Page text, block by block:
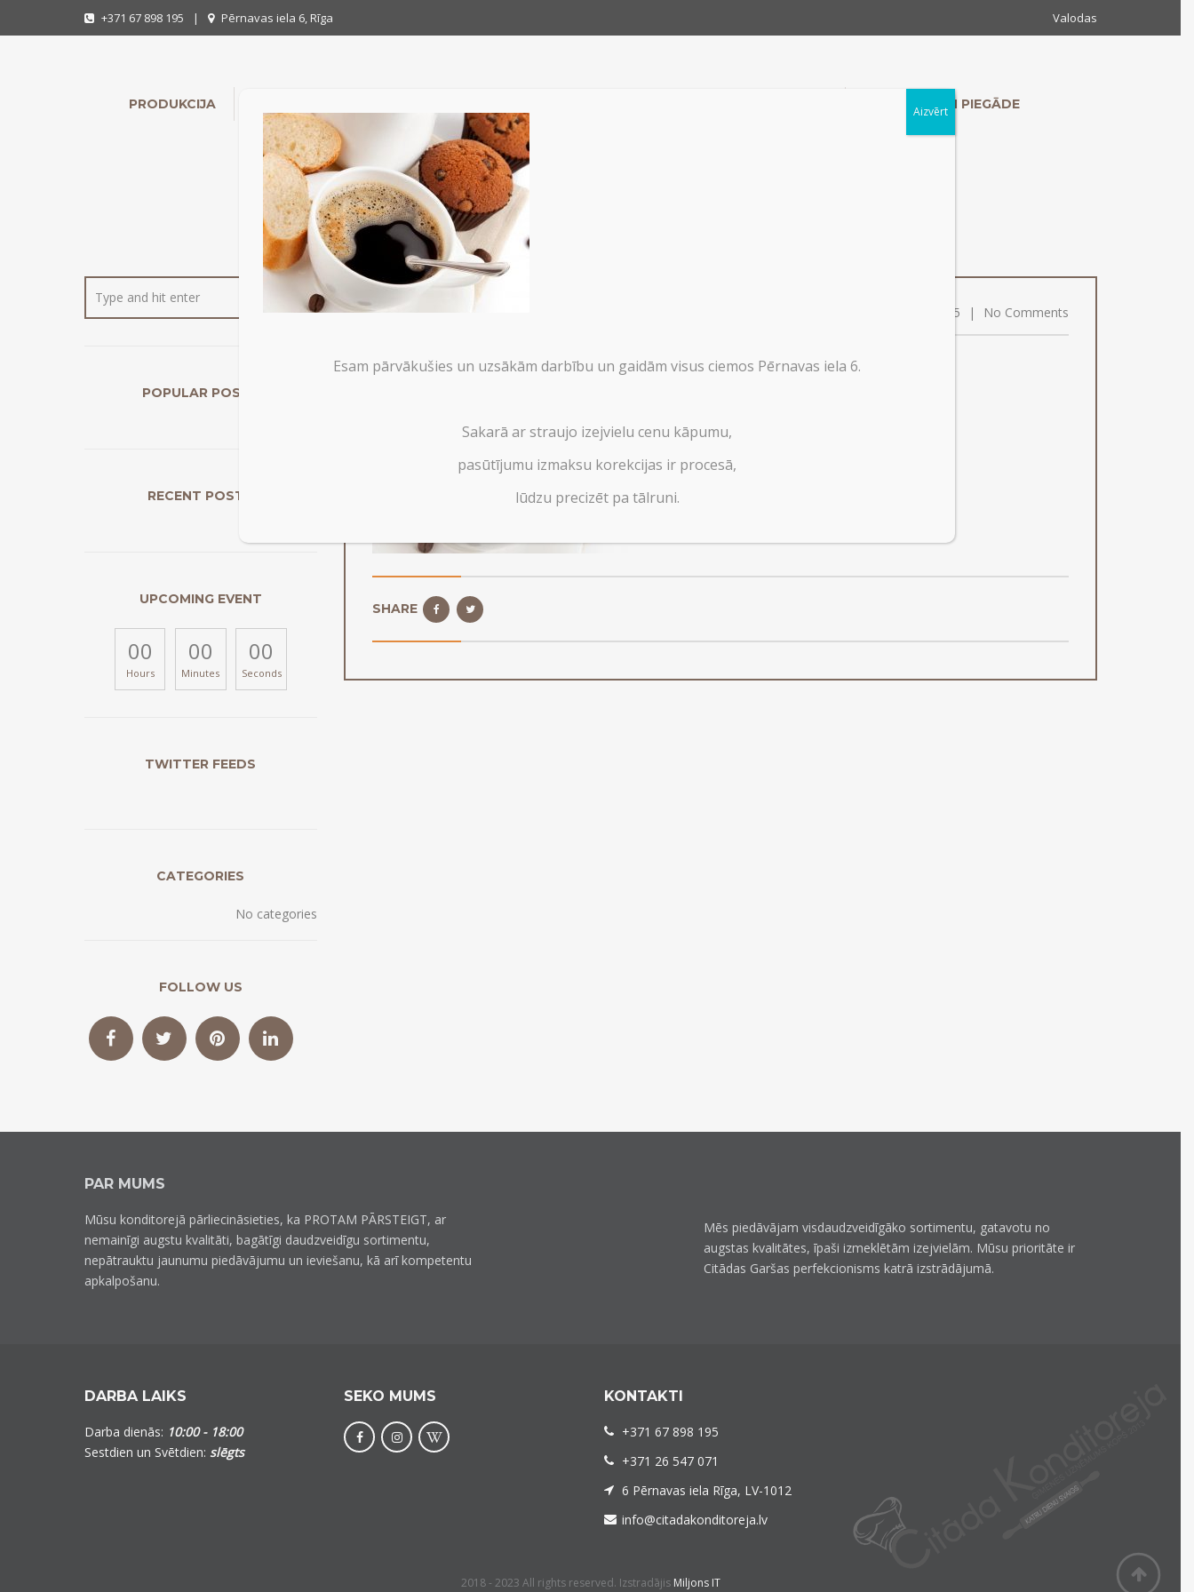
+371 67 898 195 | Pērnavas iela 6, Rīga Valodas
PRODUKCIJA KONTAKTI UN PIEGĀDE
M-PRODUCT-9
M-PRODUCT-9 14/08/2015 | No Comments
SHARE
POPULAR POSTS
RECENT POSTS
UPCOMING EVENT
00
Hours
00
Minutes
00
Seconds
TWITTER FEEDS
CATEGORIES
No categories
FOLLOW US
PAR MUMS
Mūsu konditorejā pārliecināsieties, ka PROTAM PĀRSTEIGT, ar
nemainīgi augstu kvalitāti, bagātīgi daudzveidīgu sortimentu,
nepātrauktu jaunumu piedāvājumu un ieviešanu, kā arī kompetentu
apkalpošanu.
Mēs piedāvājam visdaudzveidīgāko sortimentu, gatavotu no
augstas kvalitātes, īpaši izmeklētām izejvielām. Mūsu prioritāte ir
Citādas Garšas perfekcionisms katrā izstrādājumā.
DARBA LAIKS
Darba dienās: 10:00 - 18:00
Sestdien un Svētdien: slēgts
SEKO MUMS KONTAKTI
+371 67 898 195
+371 26 547 071
6 Pērnavas iela Rīga, LV-1012
info@citadakonditoreja.lv
2018 - 2023 All rights reserved. Izstradājis Miljons IT
Esam pārvākušies un uzsākām darbību un gaidām visus ciemos Pērnavas iela 6.
Sakarā ar straujo izejvielu cenu kāpumu,
pasūtījumu izmaksu korekcijas ir procesā,
lūdzu precizēt pa tālruni.
Aizvērt